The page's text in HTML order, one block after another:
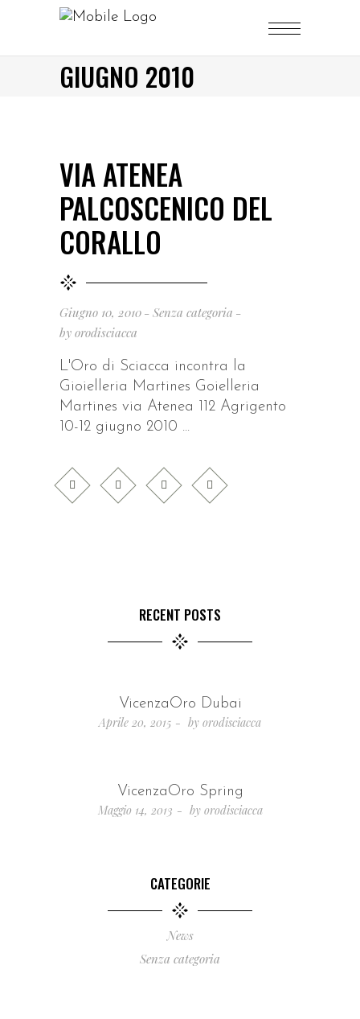
GIUGNO 2010
VIA ATENEA
PALCOSCENICO DEL
CORALLO
Giugno 10, 2010
Senza categoria
by orodisciacca
L'Oro di Sciacca incontra la
Gioielleria Martines Goielleria
Martines via Atenea 112 Agrigento
10-12 giugno 2010
RECENT POSTS
VicenzaOro Dubai
Aprile 20, 2015
by orodisciacca
VicenzaOro Spring
Maggio 14, 2013
by orodisciacca
CATEGORIE
News
Senza categoria